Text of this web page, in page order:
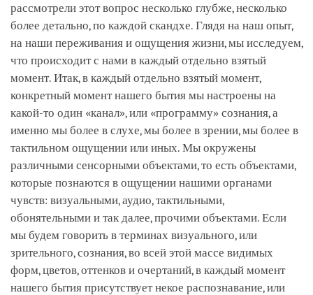
рассмотрели этот вопрос несколько глубже, несколько
более детально, по каждой скандхе. Глядя на наш опыт,
на наши переживания и ощущения жизни, мы исследуем,
что происходит с нами в каждый отдельно взятый
момент. Итак, в каждый отдельно взятый момент,
конкретный момент нашего бытия мы настроены на
какой-то один «канал», или «программу» сознания, а
именно мы более в слухе, мы более в зрении, мы более в
тактильном ощущении или иных. Мы окружены
различными сенсорными объектами, то есть объектами,
которые познаются в ощущении нашими органами
чувств: визуальными, аудио, тактильными,
обонятельными и так далее, прочими объектами. Если
мы будем говорить в терминах визуального, или
зрительного, сознания, во всей этой массе видимых
форм, цветов, оттенков и очертаний, в каждый момент
нашего бытия присутствует некое распознавание, или